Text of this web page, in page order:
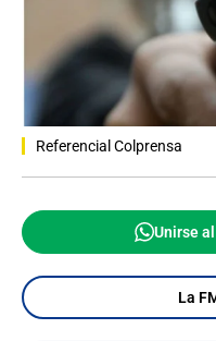
Referencial Colprensa
Unirse
La